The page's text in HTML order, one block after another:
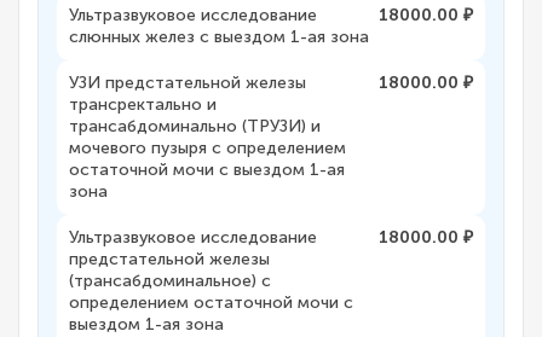
Ультразвуковое исследование
слюнных желез с выездом 1-ая зона
18000.00 ₽
УЗИ предстательной железы
трансректально и
трансабдоминально (ТРУЗИ) и
мочевого пузыря с определением
остаточной мочи с выездом 1-ая
зона
18000.00 ₽
Ультразвуковое исследование
предстательной железы
(трансабдоминальное) с
определением остаточной мочи с
выездом 1-ая зона
18000.00 ₽